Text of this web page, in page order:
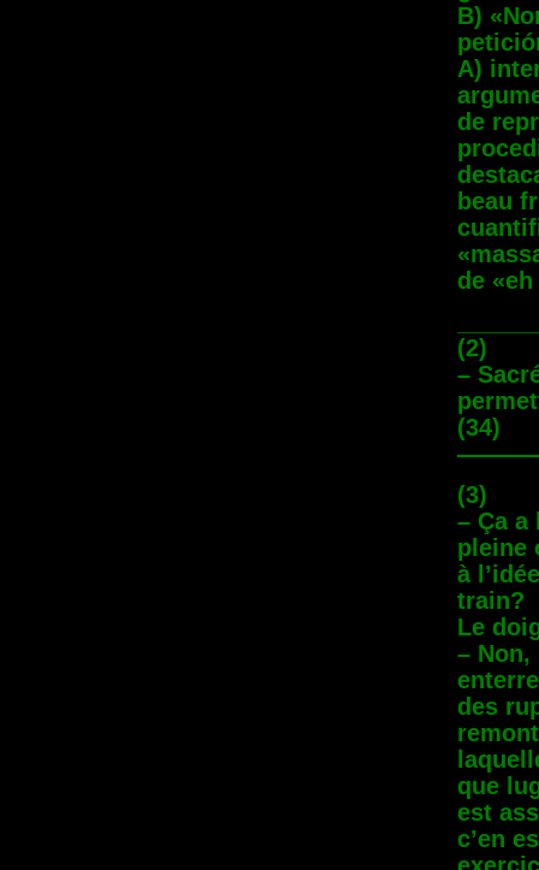
B)
A)
de
beau
de
(2)
–
(34)
(3)
– Ça a
pleine
à
train?
Le
– Non,
des
que
est
c’en